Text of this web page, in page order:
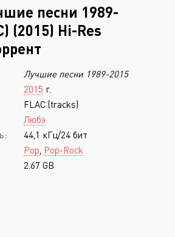
песни 1989-
(2015) Hi-Res
Лучшие песни 1989-2015
2015 г.
FLAC (tracks)
Любэ
44,1 кГц/24 бит
Pop Pop-Rock
2.67 GB